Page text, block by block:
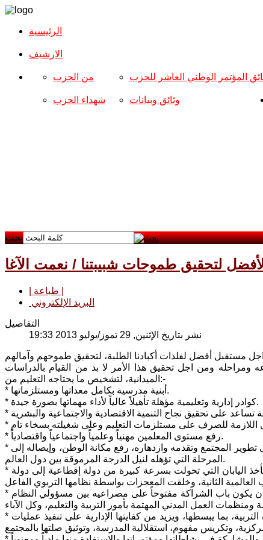
الرئيسية
الارشیف
من الحزب
شهداء الحزب
المؤتمر الوطني العاشر للحزب
وثائق وبيانات
بحث
لتحقيق طموحات شبيبتنا / نعمت الآغا
البريد الإلكتروني
التفاصيل
نشر بتاريخ الإثنين, 29 تموز/يوليو 2013 19:33
ومراحله ومن اجل تحقيق هذا الأمر لا بد من القيام بالدراسات
الميدانية، لتشخيص ما يحتاجه التعليم من:-
* أبنية مدرسية بكامل معداتها ومستلزماتها.
* كوادر إدارية وتعليمية مؤهلة تأهيلاً عالياً لأداء مهماتها بصورة جيدة.
* رفع مستوى المعلمين مهنياً وعلمياً واجتماعياً واقتصادياً.
* ترشيح الرأي لدى أصحاب القرار ولدى جميع فئات المجتمع العراقي بقدرة التعليم على تطوير المجتمع وتقدمه وازدهاره، رفع مكانة الوطن، وإيصاله إلى
المرحلة التي تؤهله لنيل الدرجة المرموقة بين دول العالم.
* ومن المفروض علينا: ان ندرس تجارب الشعوب والدول التي سبقتنا ونستفيد منها، لنأخذ اليابان التي تحولت بسرعة كبيرة من دولة إقطاعية إلى دولة
* ومن اجل أن يكون إصلاح التعليم وتطوره سليماً، ومرتكزاً على أسس صحيحة،، لا بد أن يكون باب الشراكة مفتوحاً على مصراعيه بين مسؤولي النظام
* من الضروري أن يبدأ العمل بشكل جاد، من اجل تطوير البنية الهيكلية الإدارية لوزارة التربية، بما يبسطها، ويزيد من كفايتها الإدارية على تنفيذ عمليات